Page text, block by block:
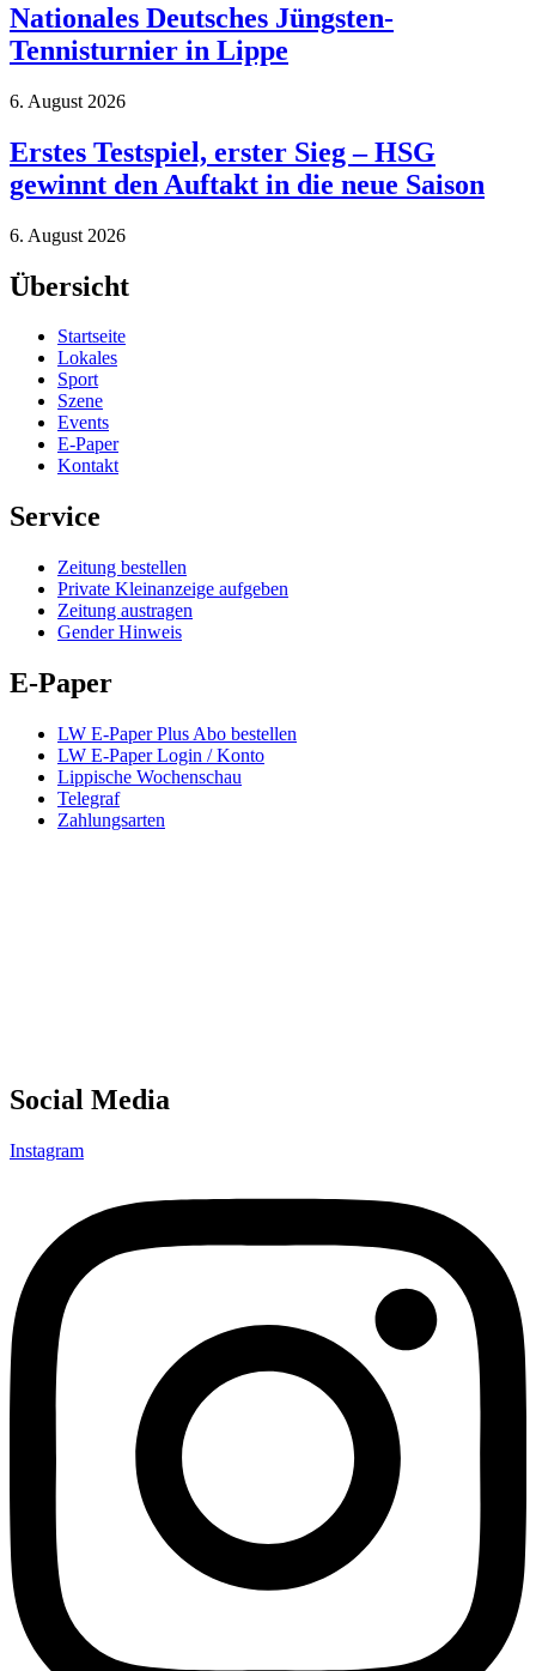
Nationales Deutsches Jüngsten-
Tennisturnier in Lippe
6. August 2026
Erstes Testspiel, erster Sieg – HSG
gewinnt den Auftakt in die neue Saison
6. August 2026
Übersicht
Startseite
Lokales
Sport
Szene
Events
E-Paper
Kontakt
Service
Zeitung bestellen
Private Kleinanzeige aufgeben
Zeitung austragen
Gender Hinweis
E-Paper
LW E-Paper Plus Abo bestellen
LW E-Paper Login / Konto
Lippische Wochenschau
Telegraf
Zahlungsarten
Social Media
Instagram